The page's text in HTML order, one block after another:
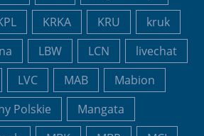
KRKA KRU
kruk
LBW LCN
livechat
LVC MAB
Mabion
Polskie
Mangata